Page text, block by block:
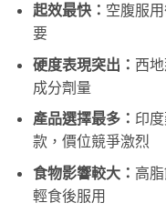
起效最快： 空腹服
要
硬度表現突出： 西
成分劑量
產品選擇最多： 印
款，價位競爭激烈
食物影響較大： 高
輕食後服用